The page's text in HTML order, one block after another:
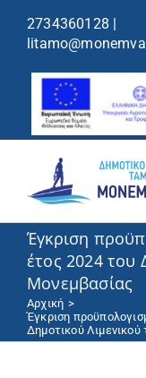
2734360128 |
Έγκριση
έτος 2024 του
Μονεμβασίας
Αρχική
Έγκριση
Δημοτικού